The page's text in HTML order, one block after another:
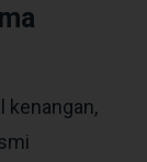
kenangan,